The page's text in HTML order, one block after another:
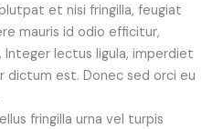
et nisi fringilla, feugiat
mauris id odio efficitur,
lectus ligula, imperdiet
dictum est. Donec sed orci eu
fringilla urna vel turpis